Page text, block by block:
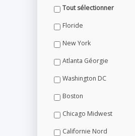
Tout sélectionner
Floride
New York
Atlanta Géorgie
Washington DC
Boston
Chicago Midwest
Californie Nord